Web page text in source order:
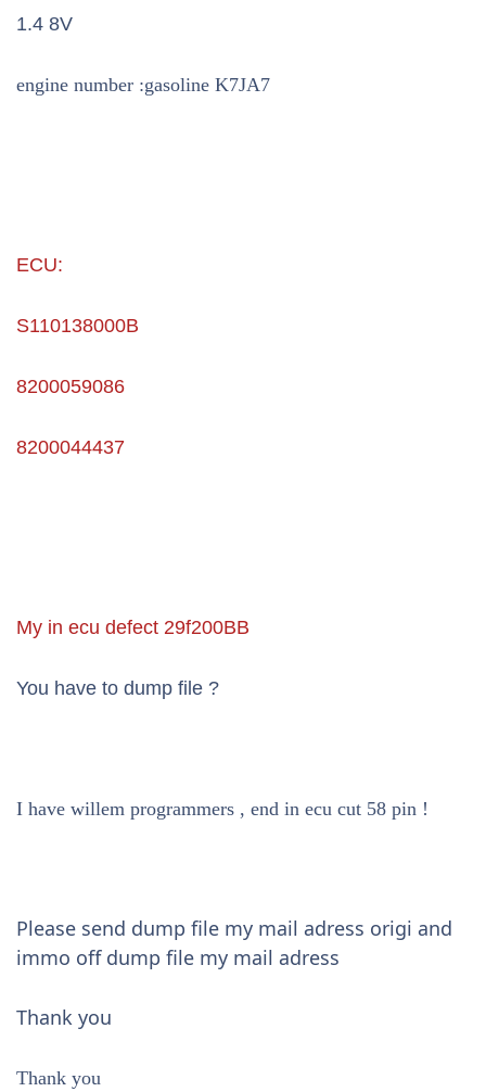
1.4 8V
engine number :gasoline K7JA7
ECU:
S110138000B
8200059086
8200044437
My in ecu defect 29f200BB
You have to dump file ?
I have willem programmers , end in ecu cut 58 pin !
Please send dump file my mail adress origi and
immo off dump file my mail adress
Thank you
Thank you